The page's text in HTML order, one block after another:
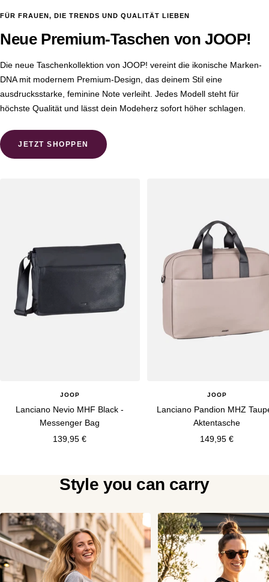
FÜR FRAUEN, DIE TRENDS UND QUALITÄT LIEBEN
Neue Premium-Taschen von JOOP!
Die neue Taschenkollektion von JOOP! vereint die ikonische Marken-
DNA mit modernem Premium-Design, das deinem Stil eine
ausdrucksstarke, feminine Note verleiht. Jedes Modell steht für
höchste Qualität und lässt dein Modeherz sofort höher schlagen.
JETZT SHOPPEN
JOOP
Lanciano Nevio MHF Black -
Messenger Bag
Angebotspreis
139,95 €
JOOP
Lanciano Pandion MHZ
Aktentasche
Angebotspreis
149,95 €
Style you can carry